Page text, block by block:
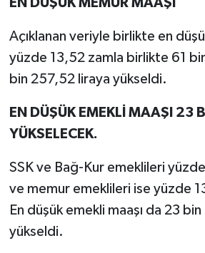
EN DÜŞÜK MEMUR MAAŞI
Açıklanan veriyle birlikte en
yüzde 13,52 zamla birlikte 61
bin 257,52 liraya yükseldi.
EN DÜŞÜK EMEKLİ MAAŞI 23
YÜKSELECEK.
SSK ve Bağ-Kur emeklileri
ve memur emeklileri ise yüzde
En düşük emekli maaşı da 23
yükseldi.